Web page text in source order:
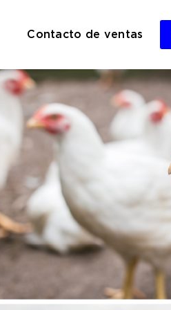
Contacto de ventas